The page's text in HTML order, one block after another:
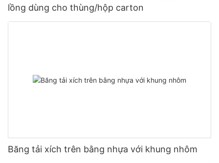
lồng dùng cho thùng/hộp carton
Băng tải xích trên bằng nhựa với khung nhôm